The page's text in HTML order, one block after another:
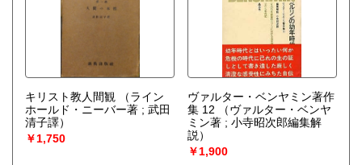
キリスト教人間観
（ライン
ホールド・ニーバー著 ; 武田
清子譯）
￥1,750
ヴァルター・ベンヤミン著作
集 12
（ヴァルター・ベンヤ
ミン著 ; 小寺昭次郎編集解
説）
￥1,900